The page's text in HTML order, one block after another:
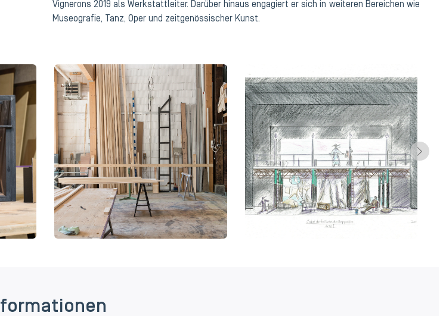
Vignerons 2019 als Werkstattleiter. Darüber hinaus engagiert er sich in weiteren Bereichen wie
Museografie, Tanz, Oper und zeitgenössischer Kunst.